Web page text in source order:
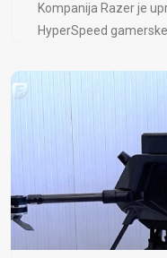
Kompanija Razer je
HyperSpeed